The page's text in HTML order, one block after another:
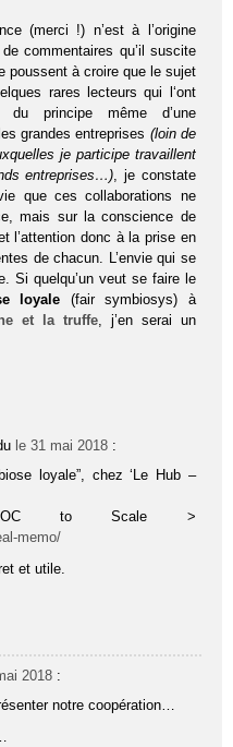
(merci !) n’est à l’origine
commentaires qu’il suscite
poussent à croire que le sujet
rares lecteurs qui l‘ont
du principe même d’une
grandes entreprises (loin de
je participe travaillent
entreprises…), je constate
que ces collaborations ne
mais sur la conscience de
l’attention donc à la prise en
de chacun. L’envie qui se
Si quelqu’un veut se faire le
loyale (fair symbiosys) à
et la truffe, j’en serai un
le 31 mai 2018 :
loyale”, chez ‘Le Hub –
to Scale >
memo/
et utile.
2018 :
notre coopération…